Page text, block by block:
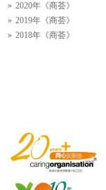
2020年《商荟》
2019年《商荟》
2018年《商荟》